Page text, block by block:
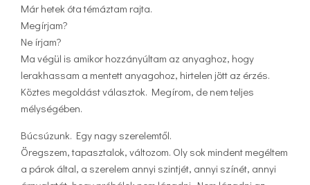
Már hetek óta témáztam rajta.
Megírjam?
Ne írjam?
Ma végül is amikor hozzányúltam az anyaghoz, hogy
lerakhassam a mentett anyagohoz, hirtelen jött az érzés.
Köztes megoldást választok. Megírom, de nem teljes
mélységében.
Búcsúzunk. Egy nagy szerelemtől.
Öregszem, tapasztalok, változom. Oly sok mindent megéltem
a párok által, a szerelem annyi szintjét, annyi színét, annyi